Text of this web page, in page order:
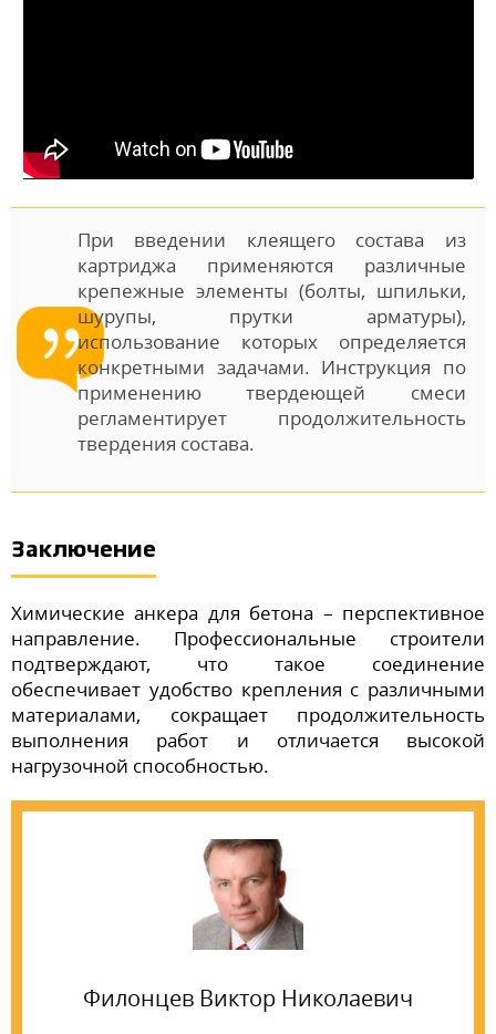
При введении клеящего состава из
картриджа применяются различные
крепежные элементы (болты, шпильки,
шурупы, прутки арматуры),
использование которых определяется
конкретными задачами. Инструкция по
применению твердеющей смеси
регламентирует продолжительность
твердения состава.
Заключение
Химические анкера для бетона – перспективное
направление. Профессиональные строители
подтверждают, что такое соединение
обеспечивает удобство крепления с различными
материалами, сокращает продолжительность
выполнения работ и отличается высокой
нагрузочной способностью.
Филонцев Виктор Николаевич